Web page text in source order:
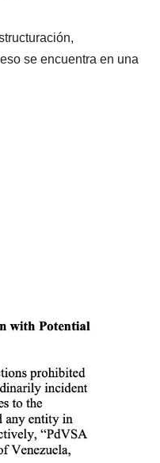
se encuentra en una